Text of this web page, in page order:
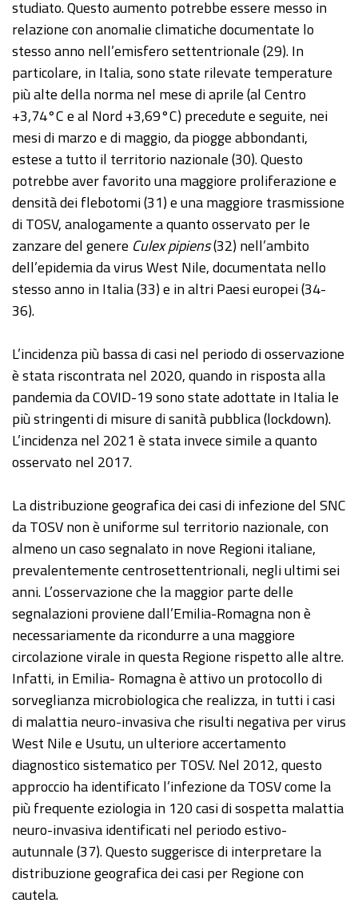
studiato. Questo aumento potrebbe essere messo in
relazione con anomalie climatiche documentate lo
stesso anno nell’emisfero settentrionale (29). In
particolare, in Italia, sono state rilevate temperature
più alte della norma nel mese di aprile (al Centro
+3,74°C e al Nord +3,69°C) precedute e seguite, nei
mesi di marzo e di maggio, da piogge abbondanti,
estese a tutto il territorio nazionale (30). Questo
potrebbe aver favorito una maggiore proliferazione e
densità dei flebotomi (31) e una maggiore trasmissione
di TOSV, analogamente a quanto osservato per le
zanzare del genere Culex pipiens(32) nell’ambito
dell’epidemia da virus West Nile, documentata nello
stesso anno in Italia (33) e in altri Paesi europei (34-
36).
L’incidenza più bassa di casi nel periodo di osservazione
è stata riscontrata nel 2020, quando in risposta alla
pandemia da COVID-19 sono state adottate in Italia le
più stringenti di misure di sanità pubblica (lockdown).
L’incidenza nel 2021 è stata invece simile a quanto
osservato nel 2017.
La distribuzione geografica dei casi di infezione del SNC
da TOSV non è uniforme sul territorio nazionale, con
almeno un caso segnalato in nove Regioni italiane,
prevalentemente centrosettentrionali, negli ultimi sei
anni. L’osservazione che la maggior parte delle
segnalazioni proviene dall’Emilia-Romagna non è
necessariamente da ricondurre a una maggiore
circolazione virale in questa Regione rispetto alle altre.
Infatti, in Emilia- Romagna è attivo un protocollo di
sorveglianza microbiologica che realizza, in tutti i casi
di malattia neuro-invasiva che risulti negativa per virus
West Nile e Usutu, un ulteriore accertamento
diagnostico sistematico per TOSV. Nel 2012, questo
approccio ha identificato l’infezione da TOSV come la
più frequente eziologia in 120 casi di sospetta malattia
neuro-invasiva identificati nel periodo estivo-
autunnale (37). Questo suggerisce di interpretare la
distribuzione geografica dei casi per Regione con
cautela.